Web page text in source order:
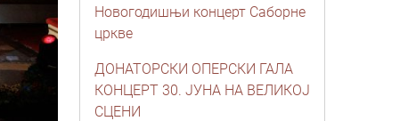
Новогодишњи концерт Саборне
цркве
ДОНАТОРСКИ ОПЕРСКИ ГАЛА
КОНЦЕРТ 30. ЈУНА НА ВЕЛИКОЈ
СЦЕНИ